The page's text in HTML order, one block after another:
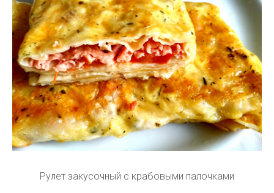
Рулет закусочный с крабовыми палочками